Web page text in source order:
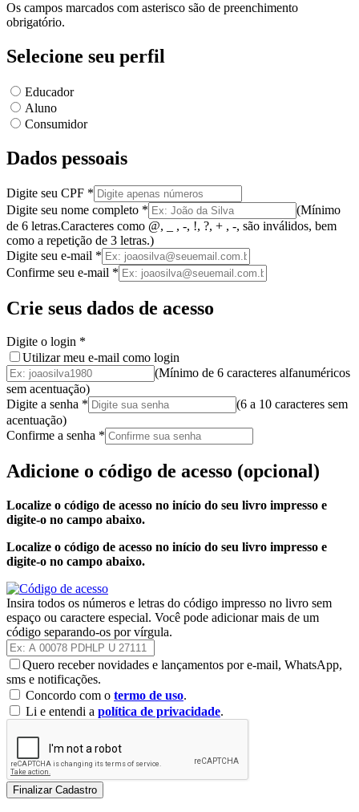
Os campos marcados com asterisco são de preenchimento
obrigatório.
Selecione seu perfil
Educador
Aluno
Consumidor
Dados pessoais
Digite seu CPF *
Digite seu nome completo * (Mínimo
de 6 letras.Caracteres como @, _ , -, !, ?, + , -, são inválidos, bem
como a repetição de 3 letras.)
Digite seu e-mail *
Confirme seu e-mail *
Crie seus dados de acesso
Digite o login *
Utilizar meu e-mail como login
(Mínimo de 6 caracteres alfanuméricos
sem acentuação)
Digite a senha * (6 a 10 caracteres sem
acentuação)
Confirme a senha *
Adicione o código de acesso (opcional)
Localize o código de acesso no início do seu livro impresso e
digite-o no campo abaixo.
Localize o código de acesso no início do seu livro impresso e
digite-o no campo abaixo.
Insira todos os números e letras do código impresso no livro sem
espaço ou caractere especial. Você pode adicionar mais de um
código separando-os por vírgula.
Quero receber novidades e lançamentos por e-mail, WhatsApp,
sms e notificações.
Concordo com o termo de uso.
Li e entendi a política de privacidade.